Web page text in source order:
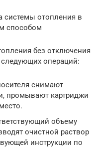
системы отопления в
способом
без отключения
следующих операций:
снимают
промывают картриджи
объему
очистной раствор
инструкции по